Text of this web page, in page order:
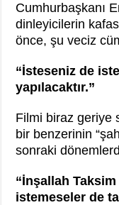
Cumhurbaşkanı
dinleyicilerin
önce, şu veciz
“İsteseniz de
yapılacaktır.”
Filmi biraz geriye
bir benzerinin
sonraki
“İnşallah Taksim
istemeseler de